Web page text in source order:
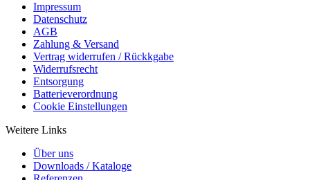
Impressum
Datenschutz
AGB
Zahlung & Versand
Vertrag widerrufen / Rückkgabe
Widerrufsrecht
Entsorgung
Batterieverordnung
Cookie Einstellungen
Weitere Links
Über uns
Downloads / Kataloge